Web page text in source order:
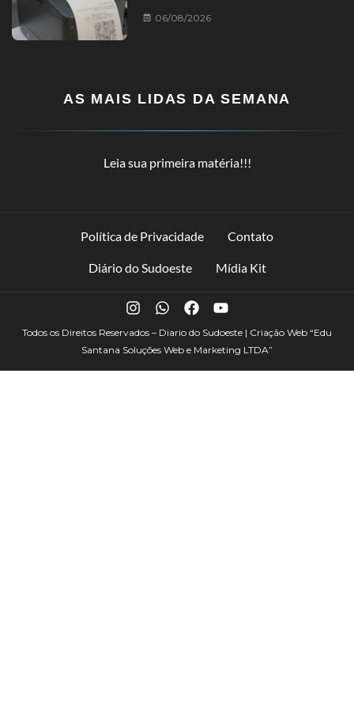
06/08/2026
AS MAIS LIDAS DA SEMANA
Leia sua primeira matéria!!!
Política de Privacidade Contato
Diário do Sudoeste Mídia Kit
Todos os Direitos Reservados – Diario do Sudoeste | Criação Web “Edu
Santana Soluções Web e Marketing LTDA”